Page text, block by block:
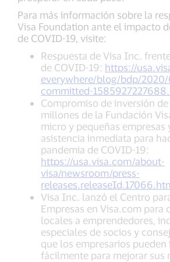
Para más información sobre la
Visa Foundation ante el impacto
de COVID-19, visite:
Respuesta de Visa Inc.
de COVID-19: https://
everywhere/blog/bdp/
committed-
Compromiso de inversión de
millones de la Fundación
micro y pequeñas empresas
asistencia inmediata para
pandemia de COVID-19:
https://usa.visa.com/about-
visa/newsroom/press-
Visa Inc. lanzó el Centro
Empresas en Visa.com para
locales a emprendedores,
especiales de socios y
que los empresarios
fácilmente para mejorar sus